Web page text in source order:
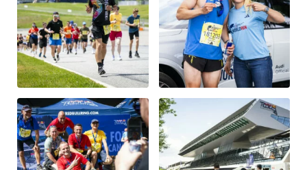
Fahrzeug
Alle anzeigen